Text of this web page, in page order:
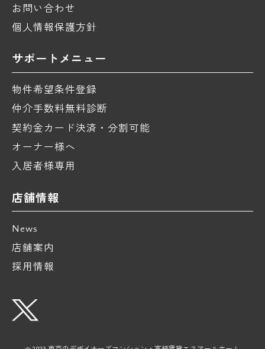
お問い合わせ
個人情報保護方針
サポートメニュー
物件希望条件登録
仲介手数料無料診断
契約金カード決済・分割可能
オーナー様へ
入居者様専用
店舗情報
News
店舗案内
採用情報